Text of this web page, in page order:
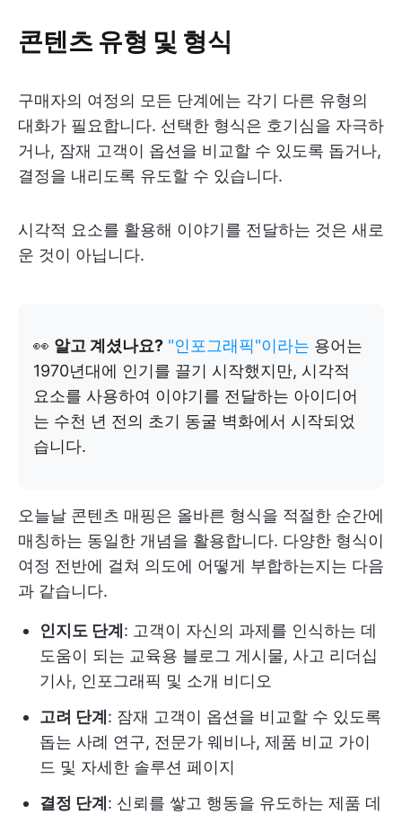
콘텐츠 유형 및 형식
구매자의 여정의 모든 단계에는 각기 다른 유형의
대화가 필요합니다. 선택한 형식은 호기심을 자극하
거나, 잠재 고객이 옵션을 비교할 수 있도록 돕거나,
결정을 내리도록 유도할 수 있습니다.
시각적 요소를 활용해 이야기를 전달하는 것은 새로
운 것이 아닙니다.
👀 알고 계셨나요? "인포그래픽"이라는 용어는
1970년대에 인기를 끌기 시작했지만, 시각적
요소를 사용하여 이야기를 전달하는 아이디어
는 수천 년 전의 초기 동굴 벽화에서 시작되었
습니다.
오늘날 콘텐츠 매핑은 올바른 형식을 적절한 순간에
매칭하는 동일한 개념을 활용합니다. 다양한 형식이
여정 전반에 걸쳐 의도에 어떻게 부합하는지는 다음
과 같습니다.
인지도 단계 : 고객이 자신의 과제를 인식하는 데
도움이 되는 교육용 블로그 게시물, 사고 리더십
기사, 인포그래픽 및 소개 비디오
고려 단계 : 잠재 고객이 옵션을 비교할 수 있도록
돕는 사례 연구, 전문가 웨비나, 제품 비교 가이
드 및 자세한 솔루션 페이지
결정 단계 : 신뢰를 쌓고 행동을 유도하는 제품 데